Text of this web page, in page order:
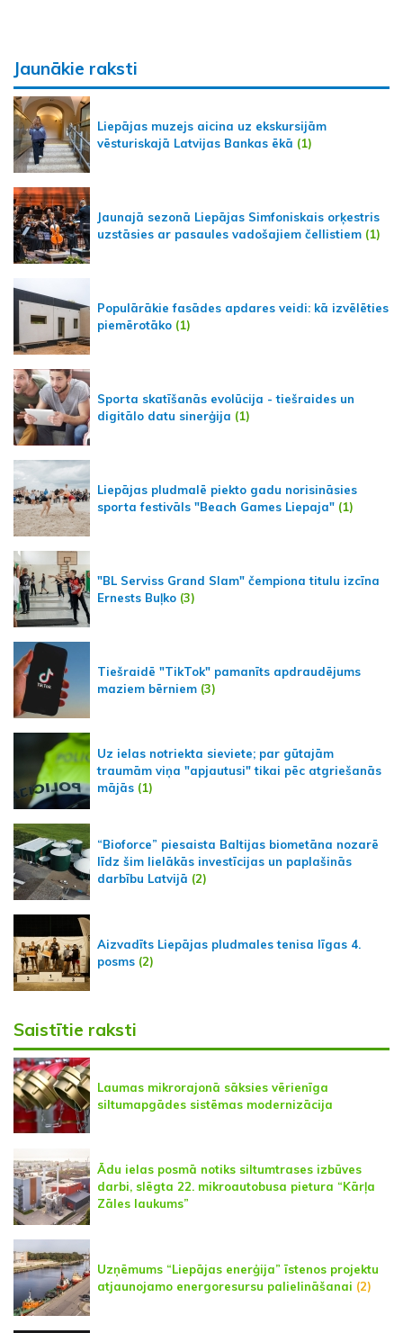
Jaunākie raksti
Liepājas muzejs aicina uz ekskursijām
vēsturiskajā Latvijas Bankas ēkā (1)
Jaunajā sezonā Liepājas Simfoniskais orķestris
uzstāsies ar pasaules vadošajiem čellistiem (1)
Populārākie fasādes apdares veidi: kā izvēlēties
piemērotāko (1)
Sporta skatīšanās evolūcija - tiešraides un
digitālo datu sinerģija (1)
Liepājas pludmalē piekto gadu norisināsies
sporta festivāls "Beach Games Liepaja" (1)
"BL Serviss Grand Slam" čempiona titulu izcīna
Ernests Buļko (3)
Tiešraidē "TikTok" pamanīts apdraudējums
maziem bērniem (3)
Uz ielas notriekta sieviete; par gūtajām
traumām viņa "apjautusi" tikai pēc atgriešanās
mājās (1)
“Bioforce” piesaista Baltijas biometāna nozarē
līdz šim lielākās investīcijas un paplašinās
darbību Latvijā (2)
Aizvadīts Liepājas pludmales tenisa līgas 4.
posms (2)
Saistītie raksti
Laumas mikrorajonā sāksies vērienīga
siltumapgādes sistēmas modernizācija
Ādu ielas posmā notiks siltumtrases izbūves
darbi, slēgta 22. mikroautobusa pietura “Kārļa
Zāles laukums”
Uzņēmums “Liepājas enerģija” īstenos projektu
atjaunojamo energoresursu palielināšanai (2)